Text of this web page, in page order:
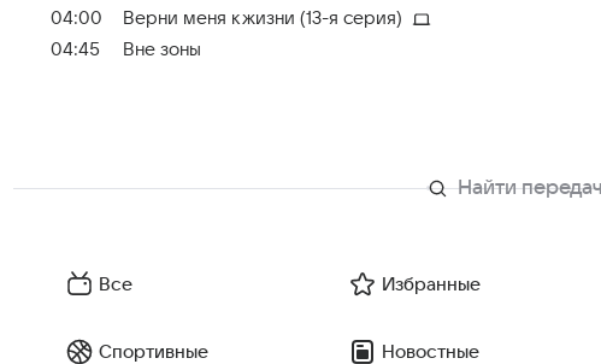
04:00
Верни меня к жизни (13-я серия)
04:45
Вне зоны
Все Избранные
Спортивные Новостные